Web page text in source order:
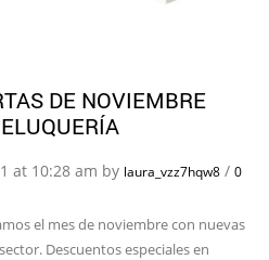
DE NOVIEMBRE
at 10:28 am by laura_vzz7hqw8 / 0
el mes de noviembre con nuevas
Descuentos especiales en